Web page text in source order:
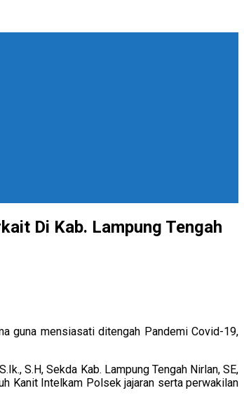
Di Kab. Lampung Tengah
guna mensiasati ditengah Pandemi Covid-19,
S.H, Sekda Kab. Lampung Tengah Nirlan, SE,
Kanit Intelkam Polsek jajaran serta perwakilan